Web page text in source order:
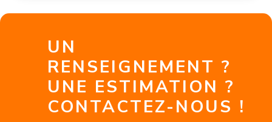
UN
RENSEIGNEMENT ?
UNE ESTIMATION ?
CONTACTEZ-NOUS !